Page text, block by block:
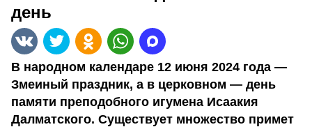
день
В народном календаре 12 июня 2024 года —
Змеиный праздник, а в церковном — день
памяти преподобного игумена Исаакия
Далматского. Существует множество примет